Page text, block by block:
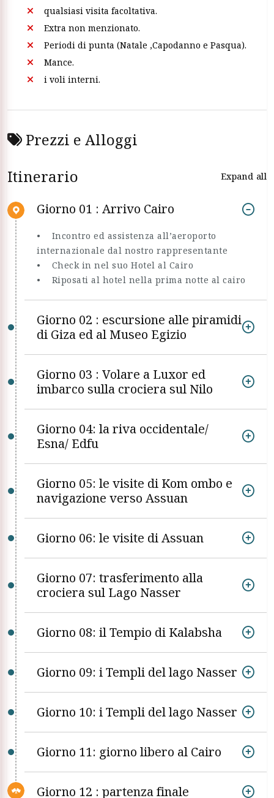
qualsiasi visita facoltativa.
Extra non menzionato.
Periodi di punta (Natale ,Capodanno e Pasqua).
Mance.
i voli interni.
Prezzi e Alloggi
Itinerario
Expand all
Giorno 01 : Arrivo Cairo
• Incontro ed assistenza all’aeroporto
internazionale dal nostro rappresentante
• Check in nel suo Hotel al Cairo
• Riposati al hotel nella prima notte al cairo
Giorno 02 : escursione alle piramidi
di Giza ed al Museo Egizio
Giorno 03 : Volare a Luxor ed
imbarco sulla crociera sul Nilo
Giorno 04: la riva occidentale/
Esna/ Edfu
Giorno 05: le visite di Kom ombo e
navigazione verso Assuan
Giorno 06: le visite di Assuan
Giorno 07: trasferimento alla
crociera sul Lago Nasser
Giorno 08: il Tempio di Kalabsha
Giorno 09: i Templi del lago Nasser
Giorno 10: i Templi del lago Nasser
Giorno 11: giorno libero al Cairo
Giorno 12 : partenza finale